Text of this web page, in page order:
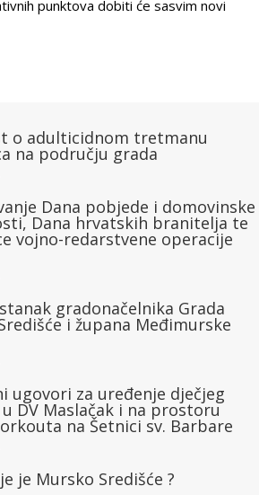
punktova dobiti će sasvim novi
o adulticidnom tretmanu
na području grada
Dana pobjede i domovinske
Dana hrvatskih branitelja te
vojno-redarstvene operacije
gradonačelnika Grada
i župana Međimurske
ugovori za uređenje dječjeg
DV Maslačak i na prostoru
na Šetnici sv. Barbare
je Mursko Središće ?